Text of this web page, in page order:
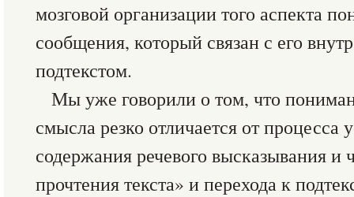
мозговой организации того аспекта
сообщения, который связан с его
подтекстом.
Мы уже говорили о том, что
смысла резко отличается от процесса
содержания речевого высказывания и
прочтения текста» и перехода к